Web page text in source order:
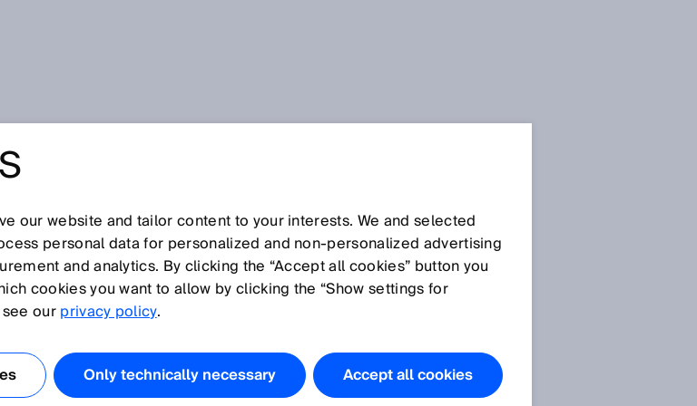
O P Q R S T U V W X Y Z
werden. Sobald der Speicher
Damit stehen die Daten nur für einen
our website and tailor content to your interests. We and selected
personal data for personalized and non‑personalized advertising
and analytics. By clicking the “Accept all cookies” button you
cookies you want to allow by clicking the “Show settings for
ourprivacy policy.
Only technically necessary Accept all cookies